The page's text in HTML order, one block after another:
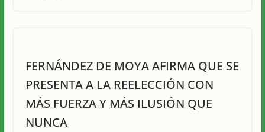
FERNÁNDEZ DE MOYA AFIRMA QUE SE
PRESENTA A LA REELECCIÓN CON
MÁS FUERZA Y MÁS ILUSIÓN QUE
NUNCA